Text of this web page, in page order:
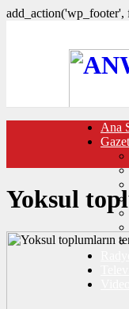
Ana
Yoksul